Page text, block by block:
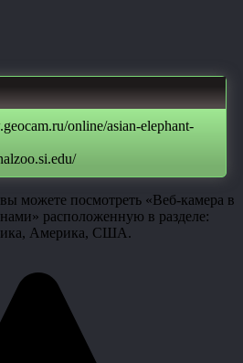
online/asian-elephant-
можете посмотреть «Веб-камера в
расположенную в разделе:
Америка, США.